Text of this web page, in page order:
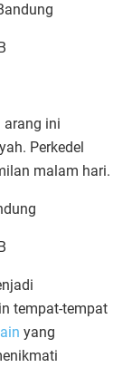
arang ini
Perkedel
malam hari.
tempat-tempat
yang